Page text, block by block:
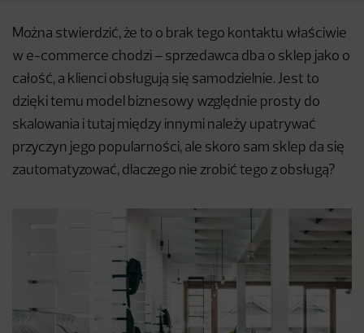
Można stwierdzić, że to o brak tego kontaktu właściwie
w e-commerce chodzi – sprzedawca dba o sklep jako o
całość, a klienci obsługują się samodzielnie. Jest to
dzięki temu model biznesowy względnie prosty do
skalowania i tutaj między innymi należy upatrywać
przyczyn jego popularności, ale skoro sam sklep da się
zautomatyzować, dlaczego nie zrobić tego z obsługą?